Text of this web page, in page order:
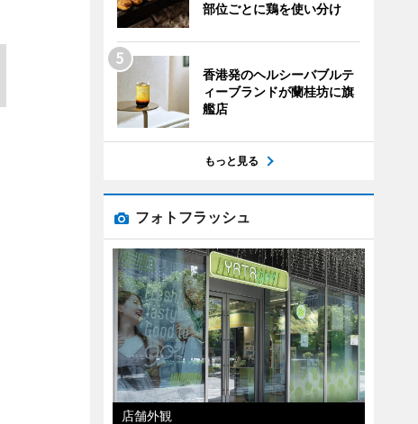
部位ごとに鶏を使い分け
香港発のヘルシーバブルテ
ィーブランドが蘭桂坊に旗
艦店
もっと見る
フォトフラッシュ
店舗外観